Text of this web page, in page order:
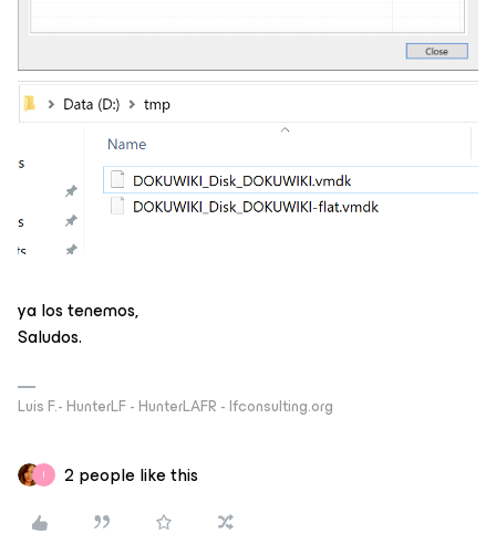
ya los tenemos,
Saludos.
Luis F.- HunterLF - HunterLAFR - lfconsulting.org
I 2 people like this